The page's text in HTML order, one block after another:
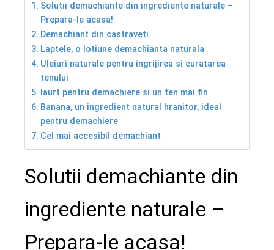
Solutii demachiante din ingrediente naturale –
Prepara-le acasa!
Demachiant din castraveti
Laptele, o lotiune demachianta naturala
Uleiuri naturale pentru ingrijirea si curatarea
tenului
Iaurt pentru demachiere si un ten mai fin
Banana, un ingredient natural hranitor, ideal
pentru demachiere
Cel mai accesibil demachiant
Solutii demachiante din
ingrediente naturale –
Prepara-le acasa!